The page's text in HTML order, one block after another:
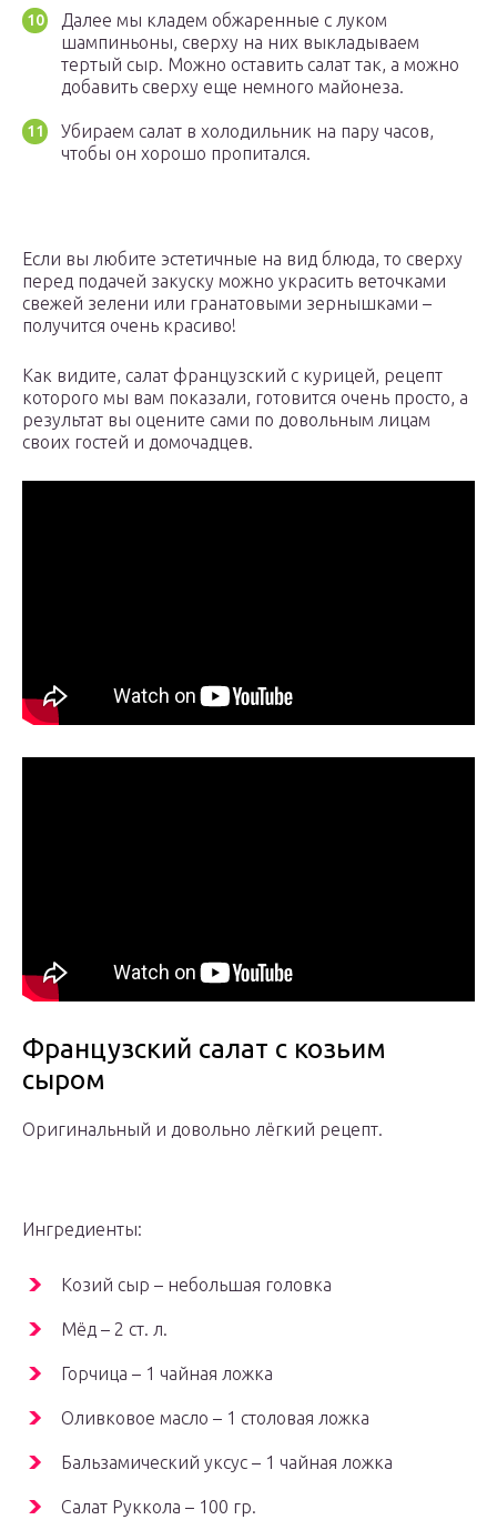
Далее мы кладем обжаренные с луком
шампиньоны, сверху на них выкладываем
тертый сыр. Можно оставить салат так, а можно
добавить сверху еще немного майонеза.
Убираем салат в холодильник на пару часов,
чтобы он хорошо пропитался.
Если вы любите эстетичные на вид блюда, то сверху
перед подачей закуску можно украсить веточками
свежей зелени или гранатовыми зернышками –
получится очень красиво!
Как видите, салат французский с курицей, рецепт
которого мы вам показали, готовится очень просто, а
результат вы оцените сами по довольным лицам
своих гостей и домочадцев.
Французский салат с козьим
сыром
Оригинальный и довольно лёгкий рецепт.
Ингредиенты:
Козий сыр – небольшая головка
Мёд – 2 ст. л.
Горчица – 1 чайная ложка
Оливковое масло – 1 столовая ложка
Бальзамический уксус – 1 чайная ложка
Салат Руккола – 100 гр.